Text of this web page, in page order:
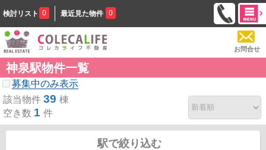
検討リスト 0 最近見た物件 0
お問合せ
神泉駅物件一覧
募集中のみ表示
該当物件 39 棟
空き数 1 件
駅で絞り込む